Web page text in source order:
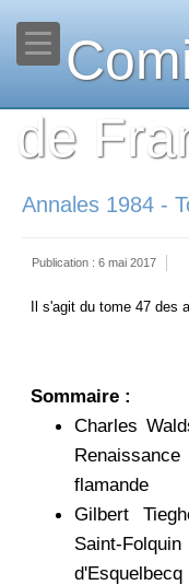
de
Annales 1984 -
Publication : 6 mai 2017
Il s'agit du tome 47 des
Sommaire :
Charles
flamande
Gilbert
Saint-Folquin
d'Esquelbecq